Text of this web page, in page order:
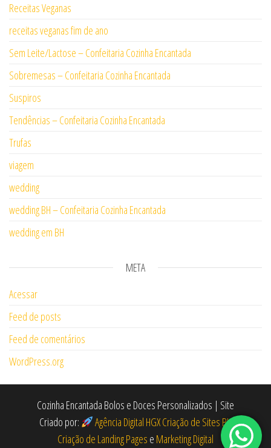
Receitas Veganas
receitas veganas fim de ano
Sem Leite/Lactose – Confeitaria Cozinha Encantada
Sobremesas – Confeitaria Cozinha Encantada
Suspiros
Tendências – Confeitaria Cozinha Encantada
Trufas
viagem
wedding
wedding BH – Confeitaria Cozinha Encantada
wedding em BH
META
Acessar
Feed de posts
Feed de comentários
WordPress.org
Cozinha Encantada Bolos e Doces Personalizados | Site
Criado por:
Agência Digital HGX Criação de Sites BH
Criação de Landing Pages e Marketing Digital